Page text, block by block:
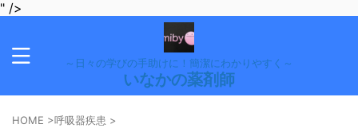
" />
～日々の学びの手助けに！簡潔にわかりやすく～
いなかの薬剤師
HOME >呼吸器疾患 >